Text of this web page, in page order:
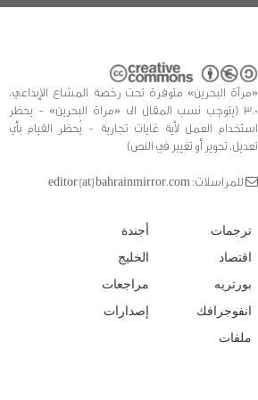
«مرآة البحرين» متوفرة تحت رخصة المشاع الإبداعي،
3.0 (يتوجب نسب المقال الى «مراة البحرين» - يحظر
استخدام العمل لأية غايات تجارية - يُحظر القيام بأي
تعديل، تحوير أو تغيير في النص)
للمراسلات: editor [at] bahrainmirror.com
ترجمات
اقتصاد
بورتريه
انفوجرافك
ملفات
أجندة
الخليج
مراجعات
إصدارات